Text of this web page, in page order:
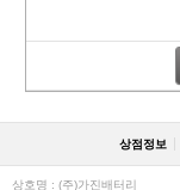
상점정보
상호명 : (주)가진배터리